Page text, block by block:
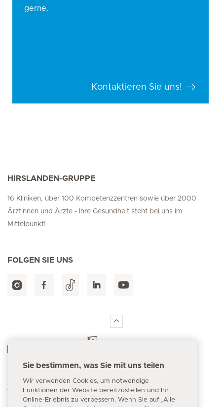
gerne.
Kontaktieren Sie uns!
HIRSLANDEN-GRUPPE
16 Kliniken, über 100 Kompetenzzentren sowie über 2000
Ärztinnen und Ärzte - Ihre Gesundheit steht bei uns im
Mittelpunkt!
FOLGEN SIE UNS
144
Sie bestimmen, was Sie mit uns teilen
Wir verwenden Cookies, um notwendige
Funktionen der Website bereitzustellen und Ihr
Online-Erlebnis zu verbessern. Wenn Sie auf „Alle